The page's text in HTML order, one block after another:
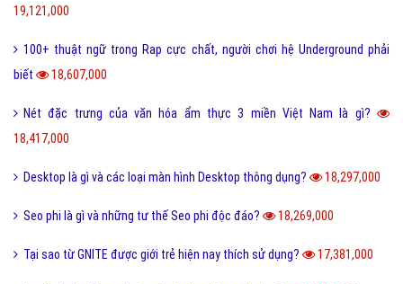
19,121,000
100+ thuật ngữ trong Rap cực chất, người chơi hệ Underground phải
biết
18,607,000
Nét đặc trưng của văn hóa ẩm thực 3 miền Việt Nam là gì?
18,417,000
Desktop là gì và các loại màn hình Desktop thông dụng? 18,297,000
Seo phi là gì và những tư thế Seo phi độc đáo? 18,269,000
Tại sao từ GNITE được giới trẻ hiện nay thích sử dụng? 17,381,000